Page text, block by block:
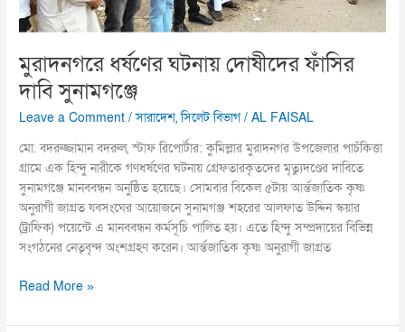
মুরাদনগরে ধর্ষণের ঘটনায় দোষীদের ফাঁসির
দাবি সুনামগঞ্জে
Leave a Comment /সারাদেশ,সিলেট বিভাগ/AL FAISAL
মো. বদরুজ্জামান বদরুল, স্টাফ রিপোর্টার: কুমিল্লার মুরাদনগর উপজেলার পাচঁকিত্তা
গ্রামে এক হিন্দু নারীকে গণধর্ষণের ঘটনায় গ্রেফতারকৃতদের মৃত্যুদণ্ডের দাবিতে
সুনামগঞ্জে মানববন্ধন অনুষ্ঠিত হয়েছে। সোমবার বিকেল ৫টায় আর্ন্তজাতিক কৃষ্ণ
অনুরাগী জাগ্রত যবসংঘের আয়োজনে সুনামগঞ্জ শহরের আলফাত উদ্দিন স্কয়ার
(ট্রাফিক) পয়েন্টে এ মানববন্ধন কর্মসূচি পালিত হয়। এতে হিন্দু সম্প্রদায়ের বিভিন্ন
সংগঠনের নেতৃবৃন্দ অংশগ্রহণ করেন। আর্ন্তজাতিক কৃষ্ণ অনুরাগী জাগ্রত
Read More »